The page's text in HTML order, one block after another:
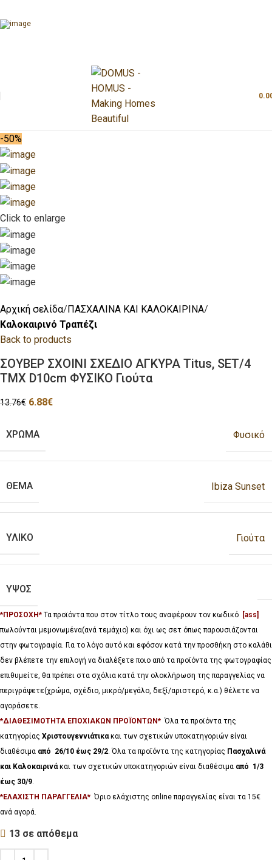
-50%
Click to enlarge
Αρχική σελίδα ΠΑΣΧΑΛΙΝΑ ΚΑΙ ΚΑΛΟΚΑΙΡΙΝΑ
Καλοκαιρινό Τραπέζι
Back to products
ΣΟΥΒΕΡ ΣΧΟΙΝΙ ΣΧΕΔΙΟ ΑΓΚΥΡΑ Titus, SET/4
ΤΜΧ D10cm ΦΥΣΙΚΟ Γιούτα
13.76€ 6.88€
ΧΡΩΜΑ Φυσικό
ΘΕΜΑ Ibiza Sunset
ΥΛΙΚΟ Γιούτα
ΥΨΟΣ
*ΠΡΟΣΟΧΗ* Τα προϊόντα που στον τίτλο τους αναφέρουν τον κωδικό [ass]
πωλούνται μεμονωμένα(ανά τεμάχιο) και όχι ως σετ όπως παρουσιάζονται
στην φωτογραφία. Για το λόγο αυτό και εφόσον κατά την προσθήκη στο καλάθι
δεν βλέπετε την επιλογή να διαλέξετε ποιο από τα προϊόντα της φωτογραφίας
επιθυμείτε, θα πρέπει στα σχόλια κατά την ολοκλήρωση της παραγγελίας να
περιγράψετε(χρώμα, σχέδιο, μικρό/μεγάλο, δεξί/αριστερό, κ.α.) θέλετε να
αγοράσετε.
*ΔΙΑΘΕΣΙΜΟΤΗΤΑ ΕΠΟΧΙΑΚΩΝ ΠΡΟΪΟΝΤΩΝ* Όλα τα προϊόντα της
κατηγορίας Χριστουγεννιάτικακαι των σχετικών υποκατηγοριών είναι
διαθέσιμα από 26/10 έως 29/2. Όλα τα προϊόντα της κατηγορίας Πασχαλινά
και Καλοκαιρινάκαι των σχετικών υποκατηγοριών είναι διαθέσιμα από 1/3
έως 30/9.
*ΕΛΑΧΙΣΤΗ ΠΑΡΑΓΓΕΛΙΑ* Όριο ελάχιστης online παραγγελίας είναι τα 15€
ανά αγορά.
13 σε απόθεμα